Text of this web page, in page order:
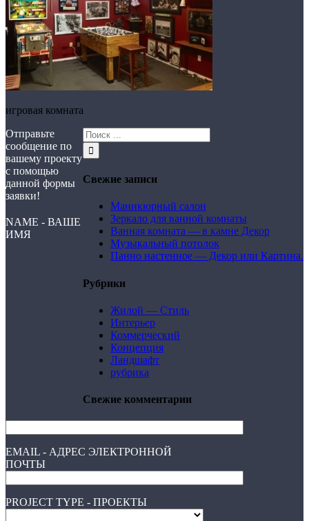
игровая комната
Свежие записи
Маникюрный салон
Зеркало для ванной комнаты
Ванная комната — в камне Декор
Музыкальный потолок
Панно настенное — Декор или Картина.
Рубрики
Жилой — Стиль
Интерьер
Коммерческий
Концепция
Ландшафт
рубрика
Свежие комментарии
Отправьте
сообщение по
вашему проекту
с помощью
данной формы
заявки!
NAME - ВАШЕ
ИМЯ
EMAIL - АДРЕС ЭЛЕКТРОННОЙ
ПОЧТЫ
PROJECT TYPE - ПРОЕКТЫ